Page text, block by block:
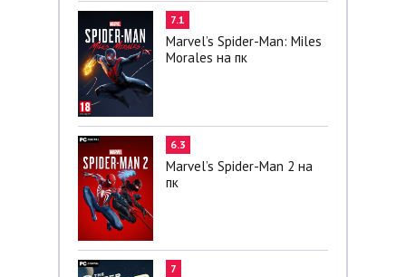
7.1
Marvel’s Spider-Man: Miles
Morales на пк
6.3
Marvel’s Spider-Man 2 на
пк
7